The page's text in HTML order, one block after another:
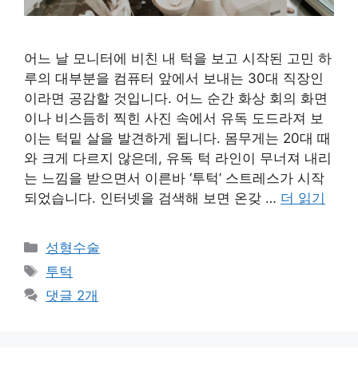
어느 날 모니터에 비친 내 턱을 보고 시작된 고민 하
루의 대부분을 컴퓨터 앞에서 보내는 30대 직장인
이라면 공감할 것입니다. 어느 순간 화상 회의 화면
이나 비스듬히 찍힌 사진 속에서 유독 도드라져 보
이는 턱밑 살을 발견하게 됩니다. 몸무게는 20대 때
와 크게 다르지 않은데, 유독 턱 라인이 무너져 내리
는 느낌을 받으면서 이른바 ‘투턱’ 스트레스가 시작
되었습니다. 인터넷을 검색해 보면 온갖 … 더 읽기
카
테
고
리
성형수술
태
그
투턱
댓글 2개